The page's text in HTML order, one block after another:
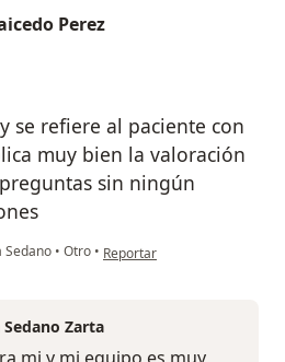
Perez
se refiere al paciente con
muy bien la valoración
sin ningún
Sedano • Otro • en opinión del usuario
Reportar
Zarta